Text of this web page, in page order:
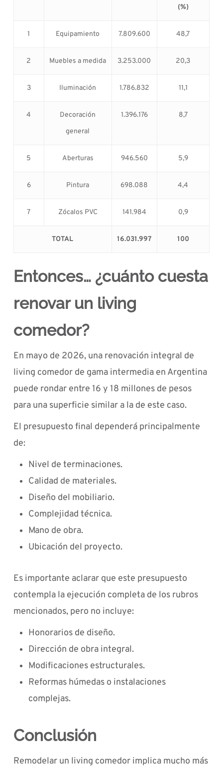
(%)
1 Equipamiento 7.809.600 48,7
2 Muebles a medida 3.253.000 20,3
3 Iluminación 1.786.832 11,1
4
Decoración
general
1.396.176 8,7
5 Aberturas 946.560 5,9
6 Pintura 698.088 4,4
7 Zócalos PVC 141.984 0,9
TOTAL 16.031.997 100
Entonces… ¿cuánto cuesta
renovar un living
comedor?
En mayo de 2026, una renovación integral de
living comedor de gama intermedia en Argentina
puede rondar entre 16 y 18 millones de pesos
para una superficie similar a la de este caso.
El presupuesto final dependerá principalmente
de:
Nivel de terminaciones.
Calidad de materiales.
Diseño del mobiliario.
Complejidad técnica.
Mano de obra.
Ubicación del proyecto.
Es importante aclarar que este presupuesto
contempla la ejecución completa de los rubros
mencionados, pero no incluye:
Honorarios de diseño.
Dirección de obra integral.
Modificaciones estructurales.
Reformas húmedas o instalaciones
complejas.
Conclusión
Remodelar un living comedor implica mucho más